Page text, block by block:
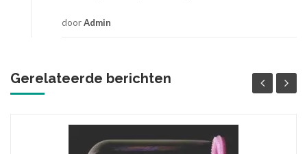
doorAdmin
Gerelateerde berichten